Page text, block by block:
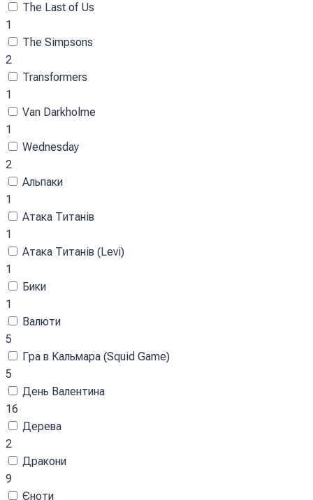
The Last of Us
1
The Simpsons
2
Transformers
1
Van Darkholme
1
Wednesday
2
Альпаки
1
Атака Титанів
1
Атака Титанів (Levi)
1
Бики
1
Валюти
5
Гра в Кальмара (Squid Game)
5
День Валентина
16
Дерева
2
Дракони
9
Єноти